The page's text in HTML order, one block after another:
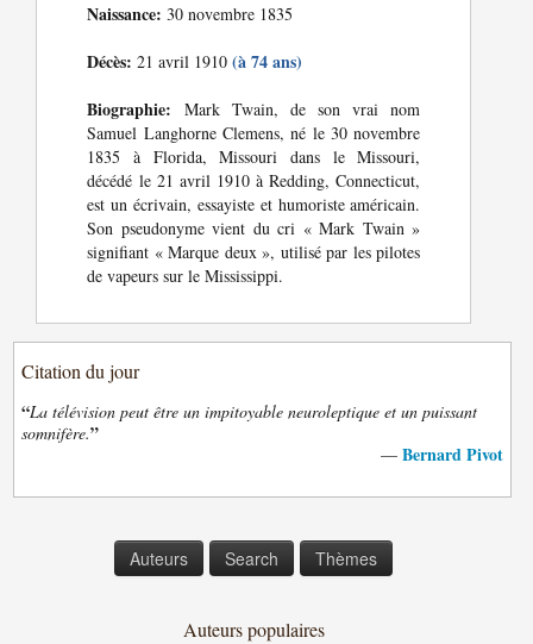
Naissance: 30 novembre 1835
Décès: 21 avril 1910(à 74 ans)
Biographie: Mark Twain, de son vrai nom
Samuel Langhorne Clemens, né le 30 novembre
1835 à Florida, Missouri dans le Missouri,
décédé le 21 avril 1910 à Redding, Connecticut,
est un écrivain, essayiste et humoriste américain.
Son pseudonyme vient du cri « Mark Twain »
signifiant « Marque deux », utilisé par les pilotes
de vapeurs sur le Mississippi.
Citation du jour
“La télévision peut être un impitoyable neuroleptique et un puissant
somnifère.”
— Bernard Pivot
Auteurs Search Thèmes
Auteurs populaires